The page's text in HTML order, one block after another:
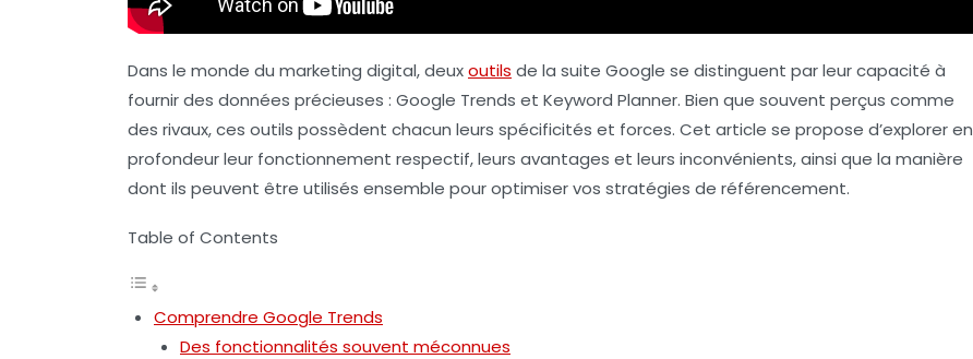
Dans le monde du marketing digital, deuxoutils de la suite Google se distinguent par leur capacité à
fournir des données précieuses : Google Trends et Keyword Planner. Bien que souvent perçus comme
des rivaux, ces outils possèdent chacun leurs spécificités et forces. Cet article se propose d’explorer en
profondeur leur fonctionnement respectif, leurs avantages et leurs inconvénients, ainsi que la manière
dont ils peuvent être utilisés ensemble pour optimiser vos stratégies de référencement.
Table of Contents
Comprendre Google Trends
Des fonctionnalités souvent méconnues